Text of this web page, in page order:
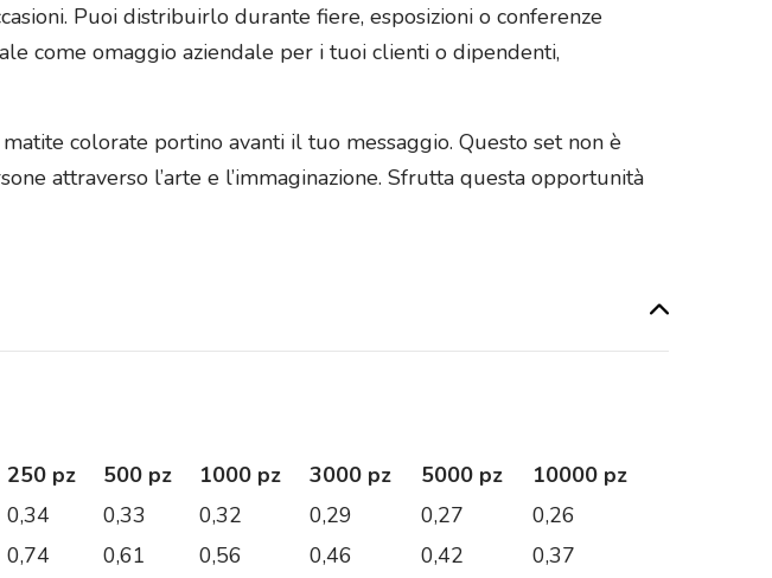
Puoi distribuirlo durante fiere, esposizioni o conferenze
come omaggio aziendale per i tuoi clienti o dipendenti,
colorate portino avanti il tuo messaggio. Questo set non è
attraverso l’arte e l’immaginazione. Sfrutta questa opportunità
250 pz 500 pz 1000 pz 3000 pz 5000 pz
10000 pz
0,34 0,33 0,32 0,29 0,27
0,26
0,74 0,61 0,56 0,46 0,42
0,37